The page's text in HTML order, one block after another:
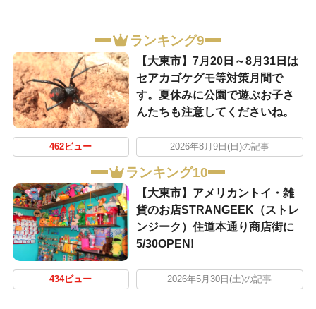
ランキング9
【大東市】7月20日～8月31日は
セアカゴケグモ等対策月間で
す。夏休みに公園で遊ぶお子さ
んたちも注意してくださいね。
462ビュー 2026年8月9日(日)の記事
ランキング10
【大東市】アメリカントイ・雑
貨のお店STRANGEEK（ストレ
ンジーク）住道本通り商店街に
5/30OPEN!
434ビュー 2026年5月30日(土)の記事